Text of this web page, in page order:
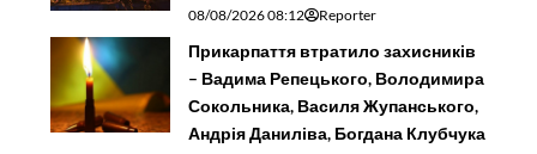
08/08/2026 08:12 Reporter
Прикарпаття втратило захисників
– Вадима Репецького, Володимира
Сокольника, Василя Жупанського,
Андрія Даниліва, Богдана Клубчука